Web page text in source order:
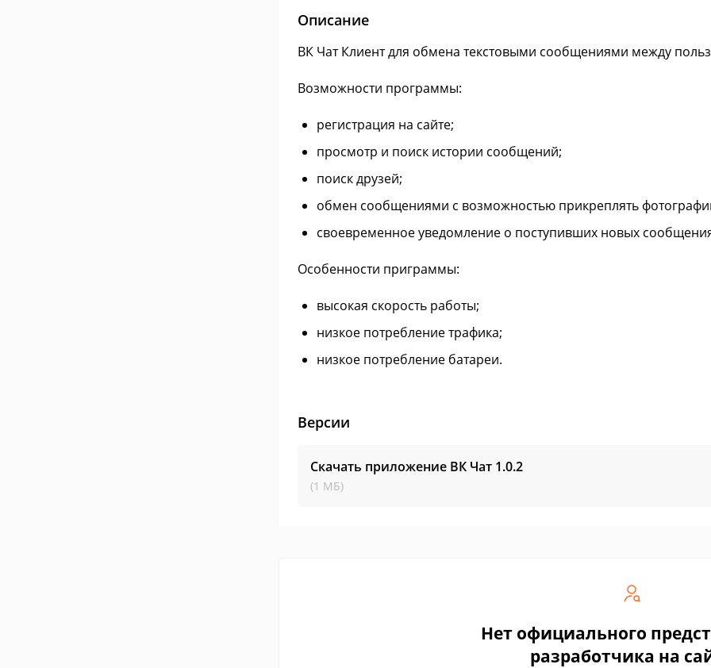
Описание
ВК Чат Клиент для обмена текстовыми сообщениями между
Возможности программы:
регистрация на сайте;
просмотр и поиск истории сообщений;
поиск друзей;
обмен сообщениями с возможностью прикреплять
своевременное уведомление о поступивших новых
Особенности приграммы:
высокая скорость работы;
низкое потребление трафика;
низкое потребление батареи.
Версии
Скачать приложение ВК Чат 1.0.2
(1 МБ)
Нет официального
разработчика на